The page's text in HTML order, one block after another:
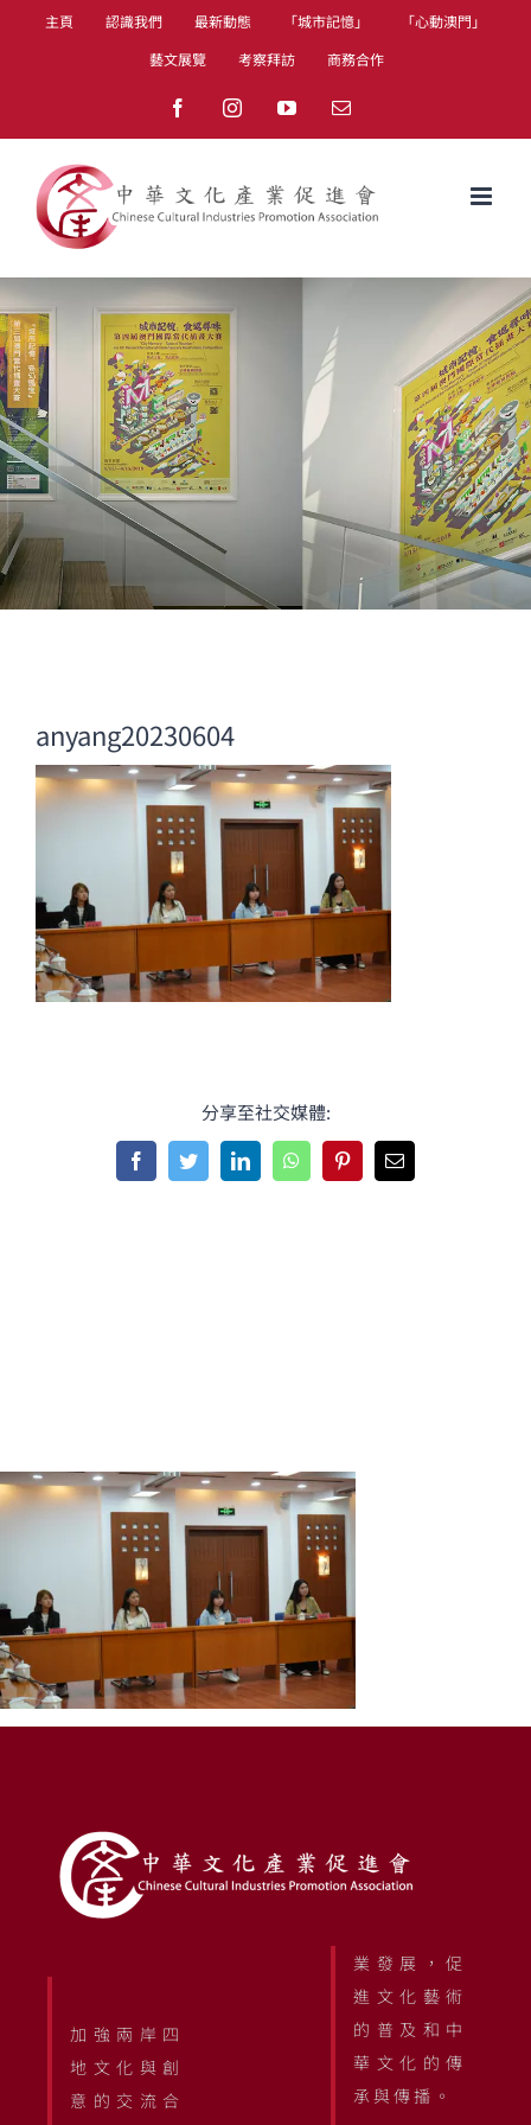
主頁 認識我們 最新動態 「城市記憶」
「心動澳門」
藝文展覽
考察拜訪 商務合作
FacebookInstagramYouTubeEmail
anyang20230604
分享至社交媒體:
FacebookTwitterLinkedInWhatsAppPinterestEmail
加強兩岸四
地文化與創
意的交流合
業發展，促
進文化藝術
的普及和中
華文化的傳
承與傳播。